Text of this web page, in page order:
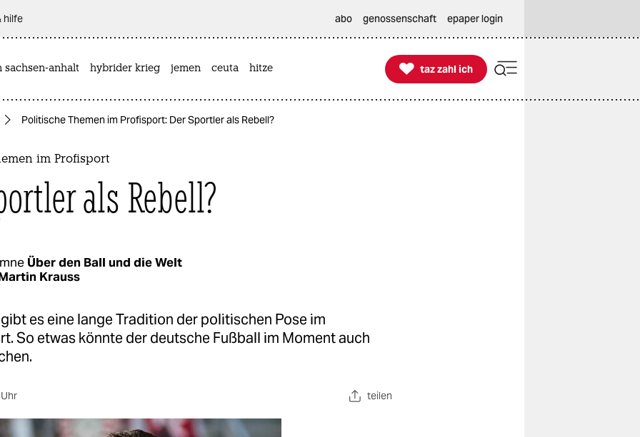
hilfe abo genossenschaft epaper login
sachsen-anhalt hybrider krieg jemen ceuta hitze 
taz zahl ich
taz zahl ich
Politische Themen im Profisport: Der Sportler als Rebell?
im Profisport
als Rebell?
Über den Ball und die Welt
Krauss
es eine lange Tradition der politischen Pose im
So etwas könnte der deutsche Fußball im Moment auch
teilen